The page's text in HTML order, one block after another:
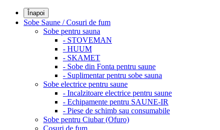
Înapoi
Sobe Saune / Cosuri de fum
Sobe pentru sauna
- STOVEMAN
- HUUM
- SKAMET
- Sobe din Fonta pentru saune
- Suplimentar pentru sobe sauna
Sobe electrice pentru saune
- Incalzitoare electrice pentru saune
- Echipamente pentru SAUNE-IR
- Piese de schimb sau consumabile
Sobe pentru Ciubar (Ofuro)
Coșuri de fum